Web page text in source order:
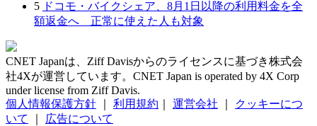
5 ドコモ・バイクシェア、8月1日以降の利用料金を全
額返金へ 正常に使えた人も対象
CNET Japanは、Ziff Davisからのライセンスに基づき株式会
社4Xが運営しています。CNET Japan is operated by 4X Corp
under license from Ziff Davis.
個人情報保護方針
利用規約 運営会社
クッキーにつ
いて
広告について